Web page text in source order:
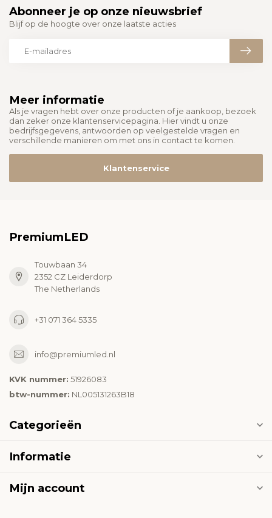
Meer informatie
Als je vragen hebt over onze producten of je aankoop, bezoek
dan zeker onze klantenservicepagina. Hier vindt u onze
bedrijfsgegevens, antwoorden op veelgestelde vragen en
verschillende manieren om met ons in contact te komen.
Klantenservice
Abonneer je op onze nieuwsbrief
Blijf op de hoogte over onze laatste acties
PremiumLED
Touwbaan 34
2352 CZ Leiderdorp
The Netherlands
+31 071 364 5335
info@premiumled.nl
KVK nummer: 51926083
btw-nummer: NL005131263B18
Categorieën
Informatie
Mijn account